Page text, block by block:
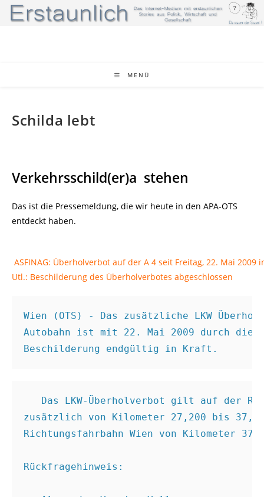
Zum
Inhalt
MENÜ
Schilda lebt
Verkehrsschild(er)a stehen
Das ist die Pressemeldung, die wir heute in den APA-OTS
entdeckt haben.
ASFINAG: Überholverbot auf der A 4 seit Freitag, 22. Mai 2009
Utl.: Beschilderung des Überholverbotes abgeschlossen
Wien (OTS) - Das zusätzliche LKW
Autobahn ist mit 22. Mai 2009 durch die
Beschilderung endgültig in Kraft.
Das LKW-Überholverbot gilt auf der
zusätzlich von Kilometer 27,200 bis
Richtungsfahrbahn Wien von Kilometer
Rückfragehinweis: